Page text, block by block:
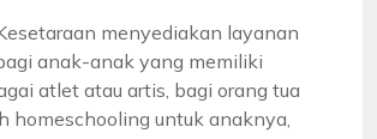
menyediakan layanan
anak-anak yang memiliki
atlet atau artis, bagi orang tua
homeschooling untuk anaknya,